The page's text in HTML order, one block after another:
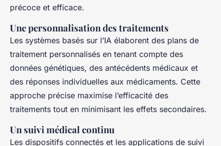
précoce et efficace.
Une personnalisation des traitements
Les systèmes basés sur l’IA élaborent des plans de
traitement personnalisés en tenant compte des
données génétiques, des antécédents médicaux et
des réponses individuelles aux médicaments. Cette
approche précise maximise l’efficacité des
traitements tout en minimisant les effets secondaires.
Un suivi médical continu
Les dispositifs connectés et les applications de suivi